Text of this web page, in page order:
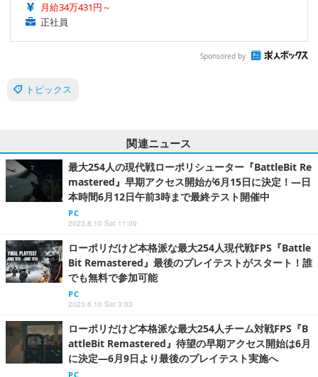
月給34万431円～
正社員
Sponsored by
トピックス
関連ニュース
最大254人の現代戦ローポリシューター『BattleBit Re
mastered』早期アクセス開始が6月15日に決定！―日
本時間6月12日午前3時まで最終テスト開催中
PC
2023.6.10 Sat 11:09
ローポリだけど本格派な最大254人現代戦FPS『Battle
Bit Remastered』最後のプレイテストがスタート！誰
でも無料で参加可能
PC
2023.6.10 Sat 3:03
ローポリだけど本格派な最大254人チーム対戦FPS『B
attleBit Remastered』待望の早期アクセス開始は6月
に決定―6月9日より最後のプレイテスト実施へ
PC